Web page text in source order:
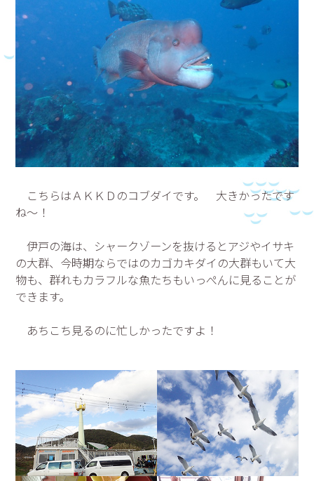
こちらはＡＫＫＤのコブダイです。 大きかったです
ね～！
伊戸の海は、シャークゾーンを抜けるとアジやイサキ
の大群、今時期ならではのカゴカキダイの大群もいて大
物も、群れもカラフルな魚たちもいっぺんに見ることが
できます。
あちこち見るのに忙しかったですよ！